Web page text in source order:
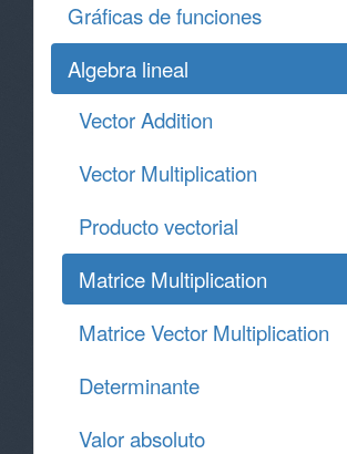
Gráficas de funciones
Algebra lineal
Vector Addition
Vector Multiplication
Producto vectorial
Matrice Multiplication
Matrice Vector Multiplication
Determinante
Valor absoluto